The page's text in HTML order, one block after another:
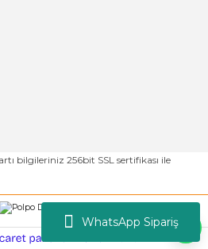
WhatsApp Sipariş
bilgileriniz 256bit SSL sertifikası ile